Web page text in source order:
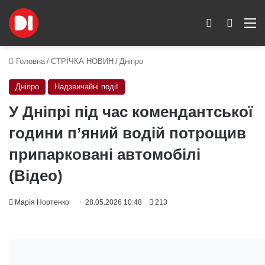
Пошук
Switch skin
Головна / СТРІЧКА НОВИН / Дніпро
Дніпро Надзвичайні події
У Дніпрі під час комендантської
години п’яний водій потрощив
припарковані автомобілі
(Відео)
Марія Нортенко 28.05.2026 10:48 213